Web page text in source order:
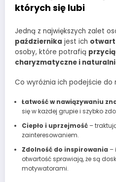
których się lubi
Jedną z największych zalet
października jest ich
osoby, które potrafią
charyzmatyczne i
Co wyróżnia ich podejście do
Łatwość w nawiązywaniu
się w każdej grupie i szybko
Ciepło i uprzejmość–
zainteresowaniem.
Zdolność do inspirowania –
otwartość sprawiają, że są
motywatorami.